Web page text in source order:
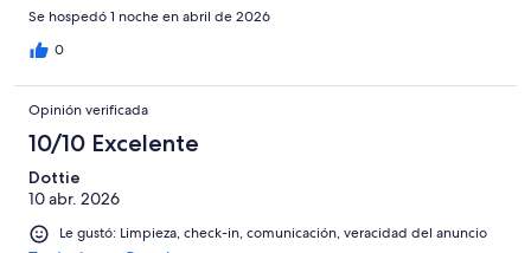
Se hospedó 1 noche en abril de 2026
0
Opinión verificada
10/10 Excelente
Dottie
10 abr. 2026
Le gustó: Limpieza, check-in, comunicación, veracidad del anuncio